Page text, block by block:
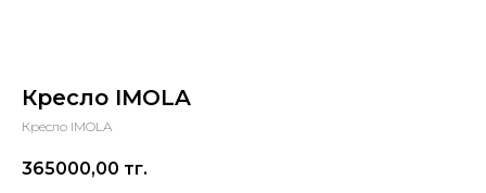
Кресло IMOLA
Кресло IMOLA
365000,00 тг.